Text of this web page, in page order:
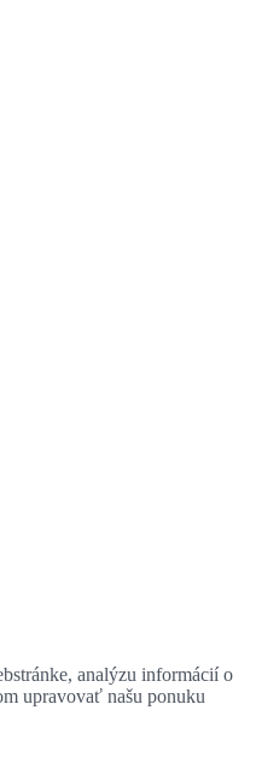
analýzu informácií o
upravovať našu ponuku